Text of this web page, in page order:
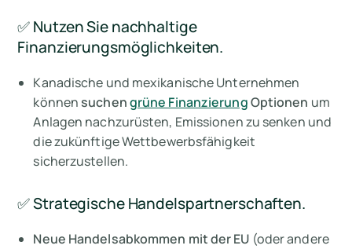
✅ Nutzen Sie nachhaltige
Finanzierungsmöglichkeiten.
Kanadische und mexikanische Unternehmen
könnensuchengrüne FinanzierungOptionen um
Anlagen nachzurüsten, Emissionen zu senken und
die zukünftige Wettbewerbsfähigkeit
sicherzustellen.
✅ Strategische Handelspartnerschaften.
Neue Handelsabkommen mit der EU (oder andere